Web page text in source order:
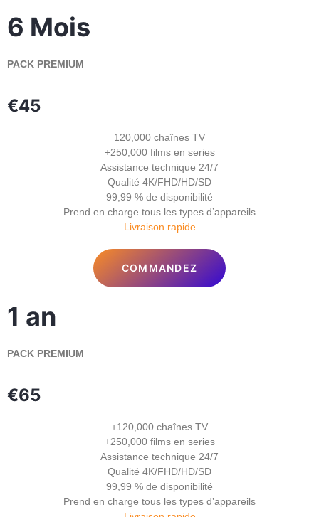
6 Mois
PACK PREMIUM
€45
120,000 chaînes TV
+250,000 films en series
Assistance technique 24/7
Qualité 4K/FHD/HD/SD
99,99 % de disponibilité
Prend en charge tous les types d’appareils
Livraison rapide
COMMANDEZ
1 an
PACK PREMIUM
€65
+120,000 chaînes TV
+250,000 films en series
Assistance technique 24/7
Qualité 4K/FHD/HD/SD
99,99 % de disponibilité
Prend en charge tous les types d’appareils